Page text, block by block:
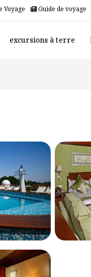
Voyage Guide de voyage
excursions à terre